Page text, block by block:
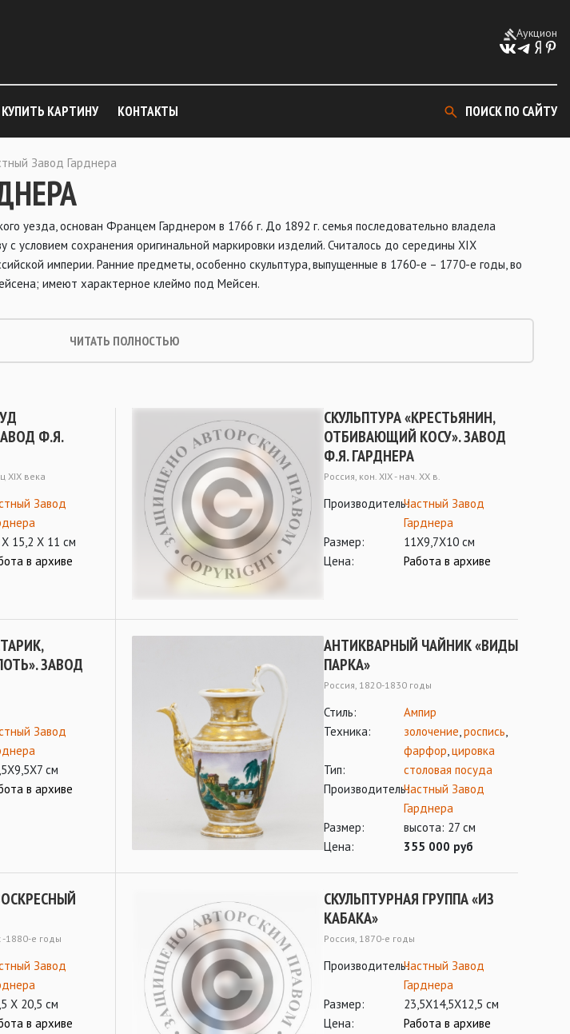
Аукцион
КУПИТЬ КАРТИНУ КОНТАКТЫ ПОИСК ПО САЙТУ
Завод Гарднера
уезда, основан Францем Гарднером в 1766 г. До 1892 г. семья последовательно владела
условием сохранения оригинальной маркировки изделий. Считалось до середины XIX
империи. Ранние предметы, особенно скульптура, выпущенные в 1760-е – 1770-е годы, во
имеют характерное клеймо под Мейсен.
ЧИТАТЬ ПОЛНОСТЬЮ
Ф.Я.
XIX века
Завод
15,2 Х 11 см
в архиве
СКУЛЬПТУРА «КРЕСТЬЯНИН,
ОТБИВАЮЩИЙ КОСУ». ЗАВОД
Ф.Я. ГАРДНЕРА
Россия, кон. XIX - нач. XX в.
Производитель:Частный Завод
Гарднера
Размер:
11Х9,7Х10 см
Цена:
Работа в архиве
ЗАВОД
Завод
см
в архиве
АНТИКВАРНЫЙ ЧАЙНИК «ВИДЫ
ПАРКА»
Россия, 1820-1830 годы
Стиль:
Ампир
Техника:
золочение,роспись,
фарфор,цировка
Тип:
столовая посуда
Производитель:Частный Завод
Гарднера
Размер:
высота: 27 см
Цена:
355 000 руб
-1880-е годы
Завод
Х 20,5 см
в архиве
СКУЛЬПТУРНАЯ ГРУППА «ИЗ
КАБАКА»
Россия, 1870-е годы
Производитель:Частный Завод
Гарднера
Размер:
23,5Х14,5Х12,5 см
Цена:
Работа в архиве